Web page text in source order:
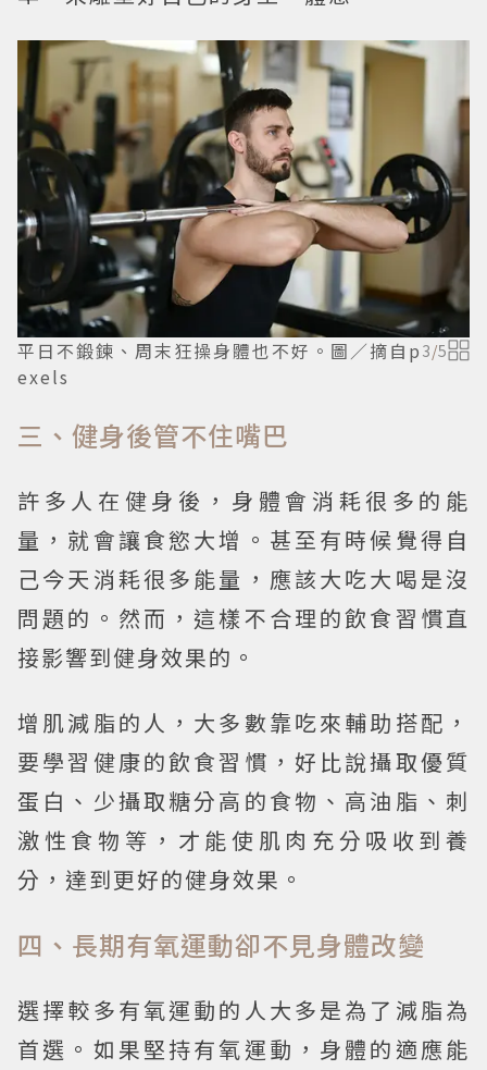
平日不鍛鍊、周末狂操身體也不好。圖／摘自p
exels
3/5
三、健身後管不住嘴巴
許多人在健身後，身體會消耗很多的能
量，就會讓食慾大增。甚至有時候覺得自
己今天消耗很多能量，應該大吃大喝是沒
問題的。然而，這樣不合理的飲食習慣直
接影響到健身效果的。
增肌減脂的人，大多數靠吃來輔助搭配，
要學習健康的飲食習慣，好比說攝取優質
蛋白、少攝取糖分高的食物、高油脂、刺
激性食物等，才能使肌肉充分吸收到養
分，達到更好的健身效果。
四、長期有氧運動卻不見身體改變
選擇較多有氧運動的人大多是為了減脂為
首選。如果堅持有氧運動，身體的適應能